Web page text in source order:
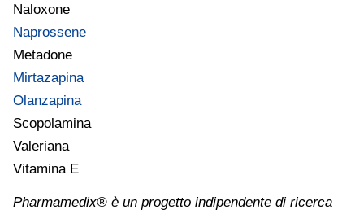
Naloxone
Naprossene
Metadone
Mirtazapina
Olanzapina
Scopolamina
Valeriana
Vitamina E
Pharmamedix® è un progetto indipendente di ricerca